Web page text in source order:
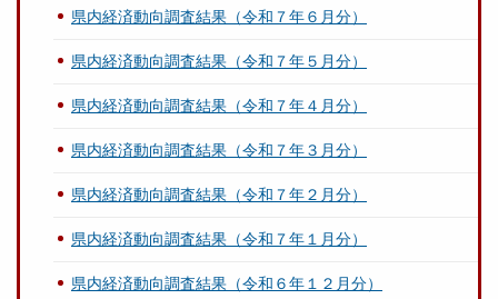
県内経済動向調査結果（令和７年６月分）
県内経済動向調査結果（令和７年５月分）
県内経済動向調査結果（令和７年４月分）
県内経済動向調査結果（令和７年３月分）
県内経済動向調査結果（令和７年２月分）
県内経済動向調査結果（令和７年１月分）
県内経済動向調査結果（令和６年１２月分）